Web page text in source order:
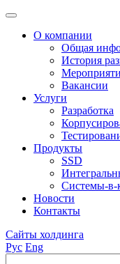
О компании
Общая
История
Вакансии
Услуги
Разработка
Продукты
SSD
Системы-в-
Новости
Контакты
Сайты холдинга
Рус Eng